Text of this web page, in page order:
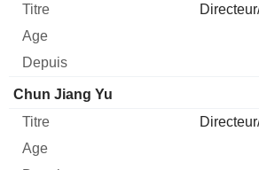
Chun Jiang Yu